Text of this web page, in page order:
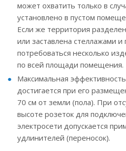
может охватить только в
установлено в пустом
Если же территория
или заставлена стеллажами
потребоваться несколько
по всей площади помещения.
Максимальная
достигается при его
70 см от земли (пола). При
высоте розеток для
электросети допускается
удлинителей (переносок).